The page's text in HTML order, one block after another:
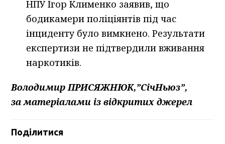
НПУ Ігор Клименко заявив, що
бодикамери поліціянтів під час
інциденту було вимкнено. Результати
експертизи не підтвердили вживання
наркотиків.
Володимир ПРИСЯЖНЮК,”СічНьюз”,
за матеріалами із відкритих джерел
Поділитися